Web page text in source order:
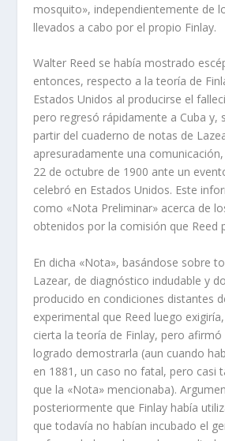
mosquito», independientemente de
llevados a cabo por el propio Finlay.
Walter Reed se había mostrado
entonces, respecto a la teoría de
Estados Unidos al producirse el
pero regresó rápidamente a Cuba y,
partir del cuaderno de notas de
apresuradamente una
22 de octubre de 1900 ante un
celebró en Estados Unidos. Este
como «Nota Preliminar» acerca de
obtenidos por la comisión que Reed
En dicha «Nota», basándose sobre
Lazear, de diagnóstico indudable y
producido en condiciones distantes
experimental que Reed luego
cierta la teoría de Finlay, pero
logrado demostrarla (aun cuando
en 1881, un caso no fatal, pero casi
que la «Nota» mencionaba).
posteriormente que Finlay había
que todavía no habían incubado el